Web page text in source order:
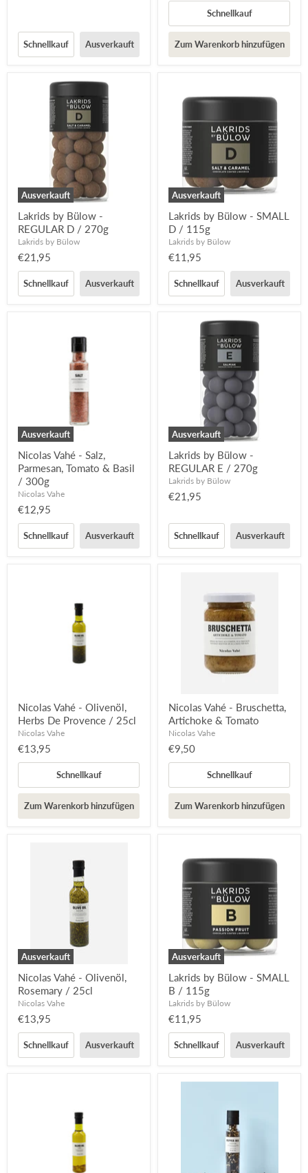
Schnellkauf Ausverkauft
Schnellkauf
Zum Warenkorb hinzufügen
Ausverkauft
Lakrids by Bülow -
REGULAR D / 270g
Lakrids by Bülow
€21,95
Schnellkauf Ausverkauft
Ausverkauft
Lakrids by Bülow - SMALL
D / 115g
Lakrids by Bülow
€11,95
Schnellkauf Ausverkauft
Ausverkauft
Nicolas Vahé - Salz,
Parmesan, Tomato & Basil
/ 300g
Nicolas Vahe
€12,95
Schnellkauf Ausverkauft
Ausverkauft
Lakrids by Bülow -
REGULAR E / 270g
Lakrids by Bülow
€21,95
Schnellkauf Ausverkauft
Nicolas Vahé - Olivenöl,
Herbs De Provence / 25cl
Nicolas Vahe
€13,95
Schnellkauf
Zum Warenkorb hinzufügen
Nicolas Vahé - Bruschetta,
Artichoke & Tomato
Nicolas Vahe
€9,50
Schnellkauf
Zum Warenkorb hinzufügen
Ausverkauft
Nicolas Vahé - Olivenöl,
Rosemary / 25cl
Nicolas Vahe
€13,95
Schnellkauf Ausverkauft
Ausverkauft
Lakrids by Bülow - SMALL
B / 115g
Lakrids by Bülow
€11,95
Schnellkauf Ausverkauft